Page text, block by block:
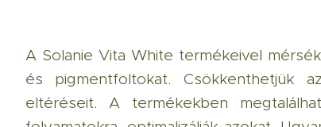
A Solanie Vita White termékeivel
és pigmentfoltokat. Csökkenthetjük
eltéréseit. A termékekben